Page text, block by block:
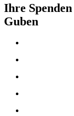
Ihre
Guben